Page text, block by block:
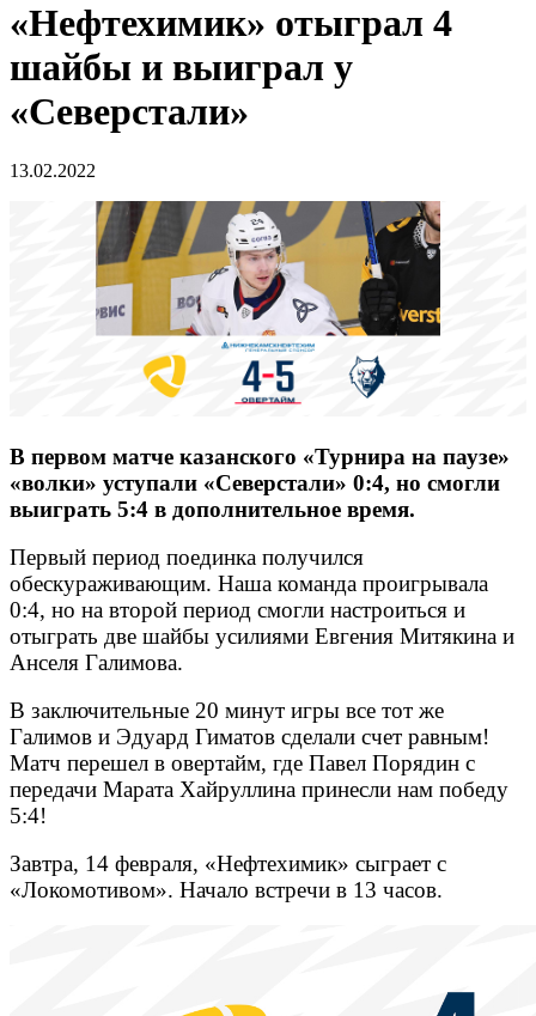
«Нефтехимик» отыграл 4
шайбы и выиграл у
«Северстали»
13.02.2022
В первом матче казанского «Турнира на паузе»
«волки» уступали «Северстали» 0:4, но смогли
выиграть 5:4 в дополнительное время.
Первый период поединка получился
обескураживающим. Наша команда проигрывала
0:4, но на второй период смогли настроиться и
отыграть две шайбы усилиями Евгения Митякина и
Анселя Галимова.
В заключительные 20 минут игры все тот же
Галимов и Эдуард Гиматов сделали счет равным!
Матч перешел в овертайм, где Павел Порядин с
передачи Марата Хайруллина принесли нам победу
5:4!
Завтра, 14 февраля, «Нефтехимик» сыграет с
«Локомотивом». Начало встречи в 13 часов.